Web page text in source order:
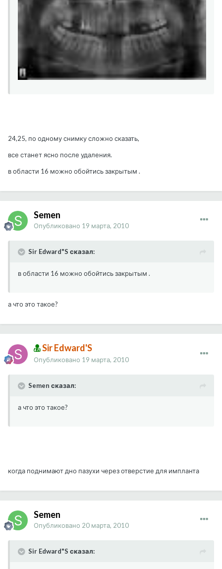
24,25, по одному снимку сложно сказать,
все станет ясно после удаления.
в области 16 можно обойтись закрытым .
Semen
Опубликовано 19 марта, 2010
Sir Edward"S сказал:
в области 16 можно обойтись закрытым .
а что это такое?
Sir Edward'S
Опубликовано 19 марта, 2010
Semen сказал:
а что это такое?
когда поднимают дно пазухи через отверстие для импланта
Semen
Опубликовано 20 марта, 2010
Sir Edward"S сказал: